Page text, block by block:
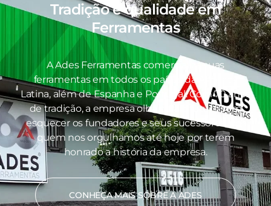
Tradição e qualidade em
Ferramentas
A Ades Ferramentas comercializa suas
ferramentas em todos os países da América
Latina, além de Espanha e Portugal. Com 70 anos
de tradição, a empresa olha para o futuro sem
esquecer os fundadores e seus sucessores, por
quem nos orgulhamos até hoje por terem
honrado a história da empresa.
CONHEÇA MAIS SOBRE A ADES